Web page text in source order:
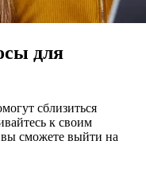
для
сблизиться
к своим
сможете выйти на